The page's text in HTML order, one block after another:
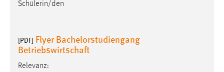
Schülerin/den
[PDF] Flyer Bachelorstudiengang
Betriebswirtschaft
Relevanz: